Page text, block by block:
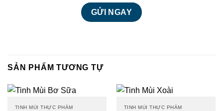
SẢN PHẨM TƯƠNG TỰ
TINH MÙI THỰC PHẨM TINH MÙI THỰC PHẨM